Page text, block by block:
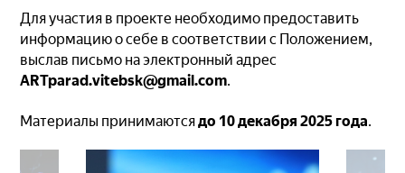
Для участия в проекте необходимо предоставить
информацию о себе в соответствии с Положением,
выслав письмо на электронный адрес
ARTparad.vitebsk@gmail.сom.
Материалы принимаютсядо 10 декабря 2025 года.